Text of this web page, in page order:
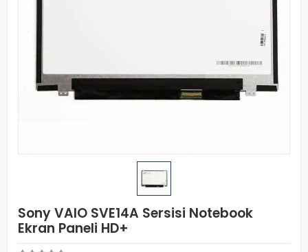
Sony VAIO SVE14A Sersisi Notebook
Ekran Paneli HD+